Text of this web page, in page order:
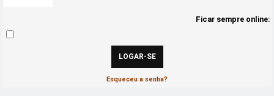
Ficar sempre online:
Esqueceu a senha?